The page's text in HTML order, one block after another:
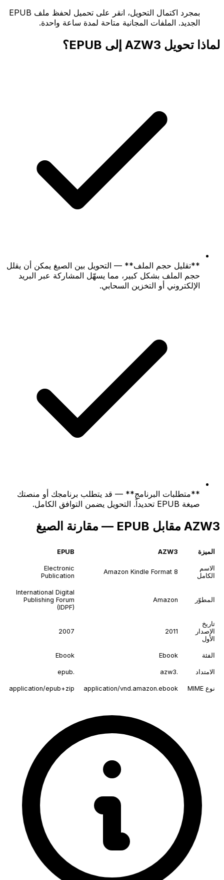
بمجرد اكتمال التحويل، انقر على تحميل لحفظ ملف EPUB
الجديد. الملفات المجانية متاحة لمدة ساعة واحدة.
لماذا تحويل AZW3 إلى EPUB؟
**تقليل حجم الملف** — التحويل بين الصيغ يمكن أن يقلل
حجم الملف بشكل كبير، مما يسهّل المشاركة عبر البريد
الإلكتروني أو التخزين السحابي.
**متطلبات البرنامج** — قد يتطلب برنامجك أو منصتك
صيغة EPUB تحديداً. التحويل يضمن التوافق الكامل.
AZW3 مقابل EPUB — مقارنة الصيغ
الميزة AZW3
EPUB
الاسم
الكامل
Amazon Kindle Format 8
Electronic
Publication
المطوّر Amazon
International Digital
Publishing Forum
(IDPF)
تاريخ
الإصدار
الأول
2011
2007
الفئة Ebook
Ebook
الامتداد .azw3
.epub
نوع MIME application/vnd.amazon.ebook
application/epub+zip